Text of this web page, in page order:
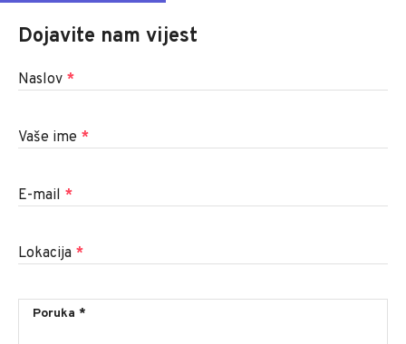
Dojavite nam vijest
Naslov *
Vaše ime *
E-mail *
Lokacija *